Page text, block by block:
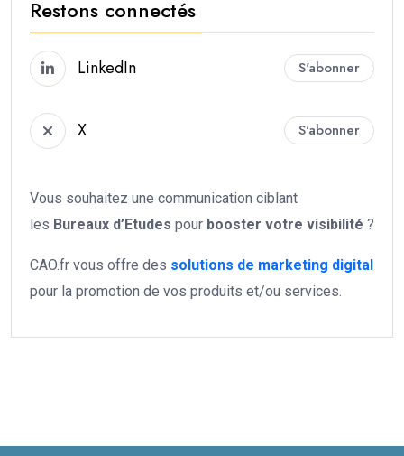
Restons connectés
LinkedIn S'abonner
X S'abonner
Vous souhaitez une communication ciblant
les Bureaux d’Etudes pour booster votre visibilité ?
CAO.fr vous offre des solutions de marketing digital
pour la promotion de vos produits et/ou services.